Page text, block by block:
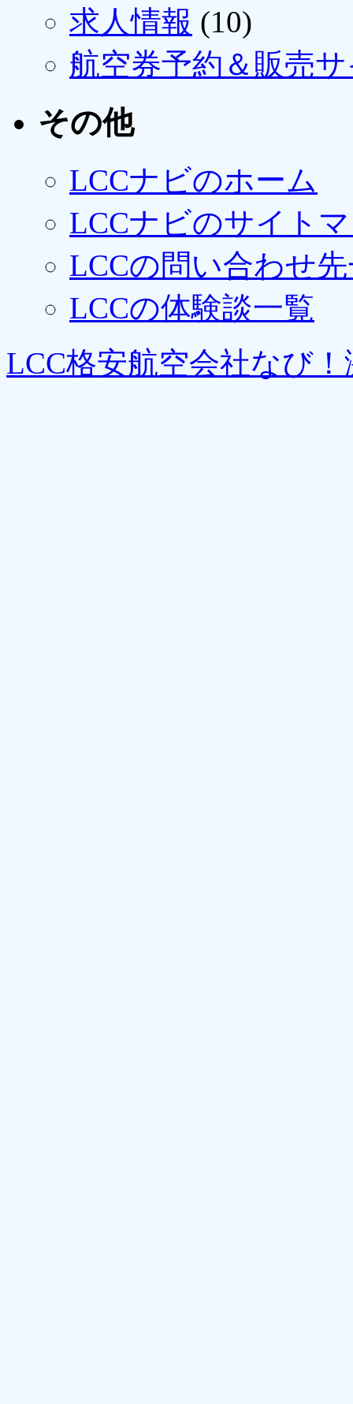
求人情報 (10)
航空券予約＆販売
その他
LCCナビのホーム
LCCナビのサイト
LCCの問い合わせ
LCCの体験談一覧
LCC格安航空会社なび